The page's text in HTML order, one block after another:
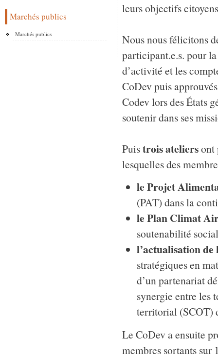
Marchés publics
Marchés publics
leurs objectifs
Nous nous félicitons
participant.e.s. pour
d’activité et les
CoDev puis
Codev lors des États
soutenir dans ses
Puistrois ateliersont
lesquelles des
le Projet
(PAT) dans la
le Plan Climat
soutenabilité
l’actualisation
stratégiques en
d’un partenariat
synergie entre les
territorial (SCOT)
Le CoDev a ensuite
membres sortants sur